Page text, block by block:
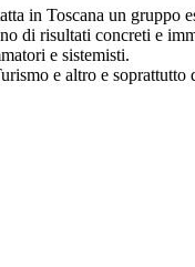
in Toscana un gruppo
di risultati concreti e
e sistemisti.
e altro e